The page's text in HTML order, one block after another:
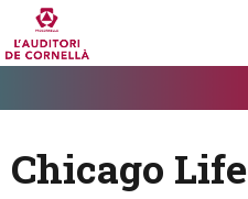
Chicago Life